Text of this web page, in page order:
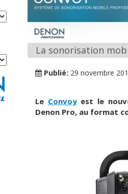
La sonorisation
Publié: 29 novembre
Le Convoyest le
Denon Pro, au format